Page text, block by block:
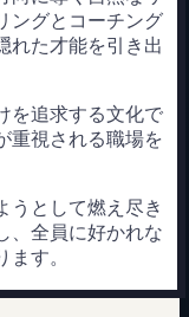
ングとコーチング
れた才能を引き出
を追求する文化で
重視される職場を
うとして燃え尽き
、全員に好かれな
す。